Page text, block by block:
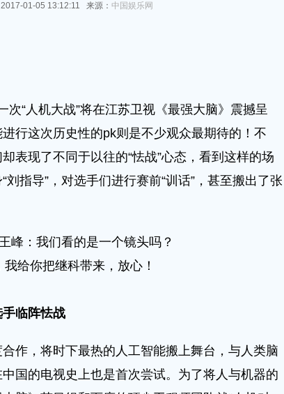
2017-01-05 13:12:11 来源： 中国娱乐网
“人机大战”将在江苏卫视《最强大脑》震撼呈
行这次历史性的pk则是不少观众最期待的！不
表现了不同于以往的“怯战”心态，看到这样的场
指导”，对选手们进行赛前“训话”，甚至搬出了张
峰：我们看的是一个镜头吗？
给你把继科带来，放心！
临阵怯战
，将时下最热的人工智能搬上舞台，与人类脑
国的电视史上也是首次尝试。为了将人与机器的